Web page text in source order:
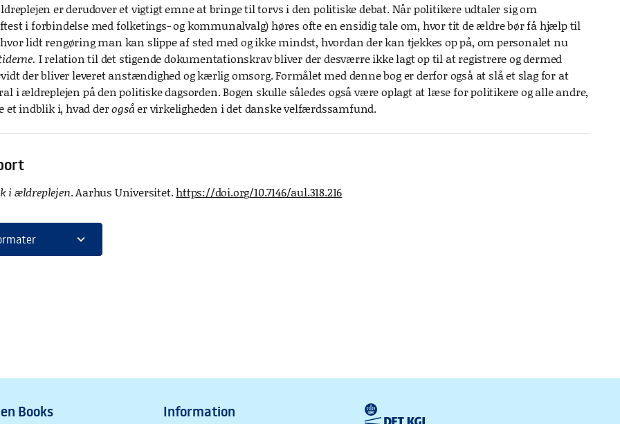
er derudover et vigtigt emne at bringe til torvs i den politiske debat. Når politikere udtaler sig om
i forbindelse med folketings- og kommunalvalg) høres ofte en ensidig tale om, hvor tit de ældre bør få hjælp til
lidt rengøring man kan slippe af sted med og ikke mindst, hvordan der kan tjekkes op på, om personalet nu
I relation til det stigende dokumentationskrav bliver der desværre ikke lagt op til at registrere og dermed
der bliver leveret anstændighed og kærlig omsorg. Formålet med denne bog er derfor også at slå et slag for at
i ældreplejen på den politiske dagsorden. Bogen skulle således også være oplagt at læse for politikere og alle andre,
et indblik i, hvad derogsåer virkeligheden i det danske velfærdssamfund.
i ældreplejen. Aarhus Universitet.https://doi.org/10.7146/aul.318.216
expand_more